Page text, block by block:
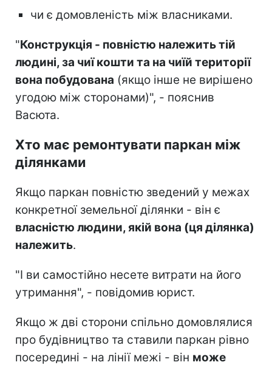
чи є домовленість між власниками.
"Конструкція - повністю належить тій
людині, за чиї кошти та на чиїй території
вона побудована (якщо інше не вирішено
угодою між сторонами)", - пояснив
Васюта.
Хто має ремонтувати паркан між
ділянками
Якщо паркан повністю зведений у межах
конкретної земельної ділянки - він є
власністю людини, якій вона (ця ділянка)
належить.
"І ви самостійно несете витрати на його
утримання", - повідомив юрист.
Якщо ж дві сторони спільно домовлялися
про будівництво та ставили паркан рівно
посередині - на лінії межі - він може